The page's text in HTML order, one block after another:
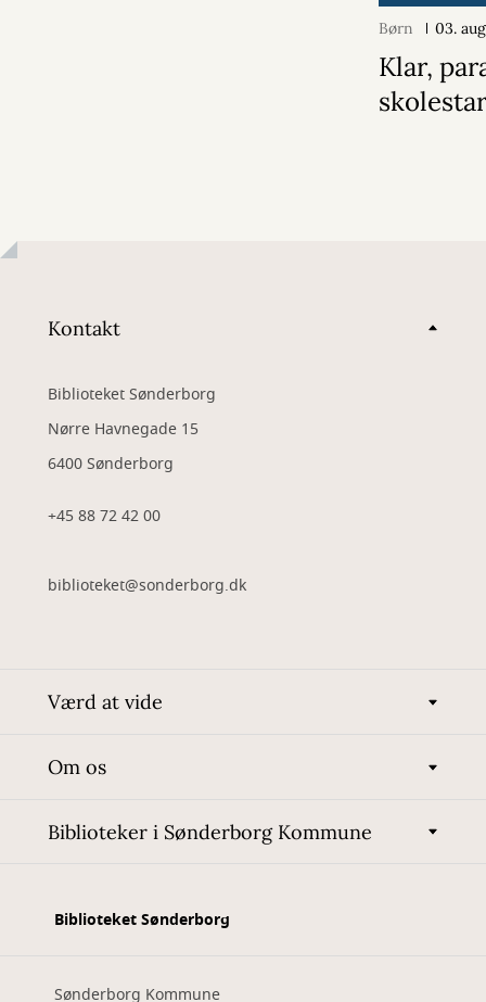
Børn 03.
Klar,
Kontakt
Biblioteket Sønderborg
Nørre Havnegade 15
6400 Sønderborg
+45 88 72 42 00
biblioteket@sonderborg.dk
Værd at vide
Om os
Biblioteker i Sønderborg Kommune
Biblioteket Sønderborg
Sønderborg Kommune